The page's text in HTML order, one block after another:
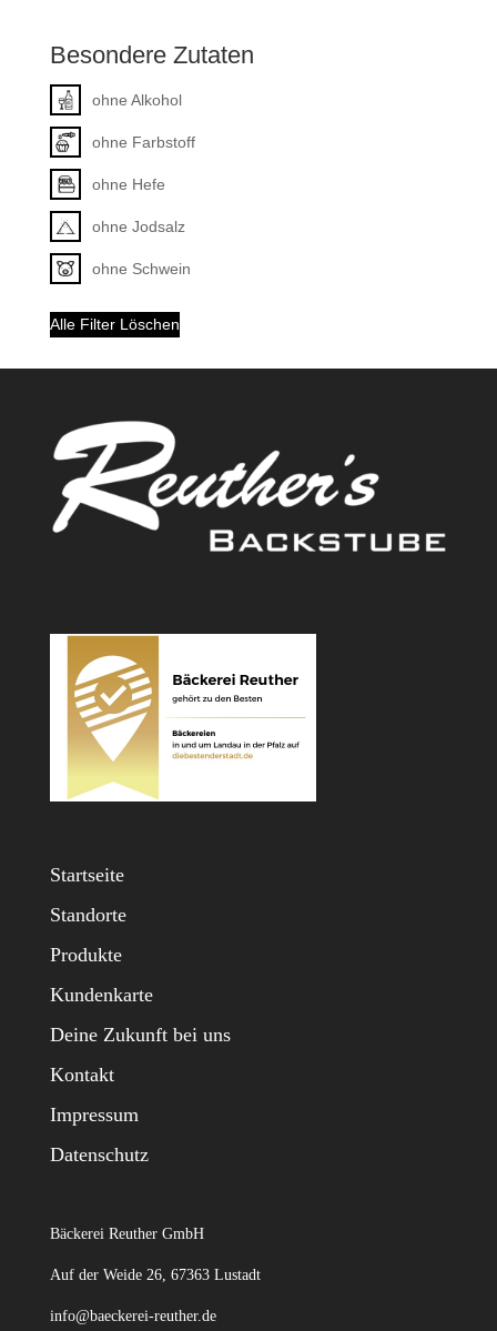
Besondere Zutaten
ohne Alkohol
ohne Farbstoff
ohne Hefe
ohne Jodsalz
ohne Schwein
Alle Filter Löschen
Startseite
Standorte
Produkte
Kundenkarte
Deine Zukunft bei uns
Kontakt
Impressum
Datenschutz
Bäckerei Reuther GmbH
Auf der Weide 26, 67363 Lustadt
info@baeckerei-reuther.de